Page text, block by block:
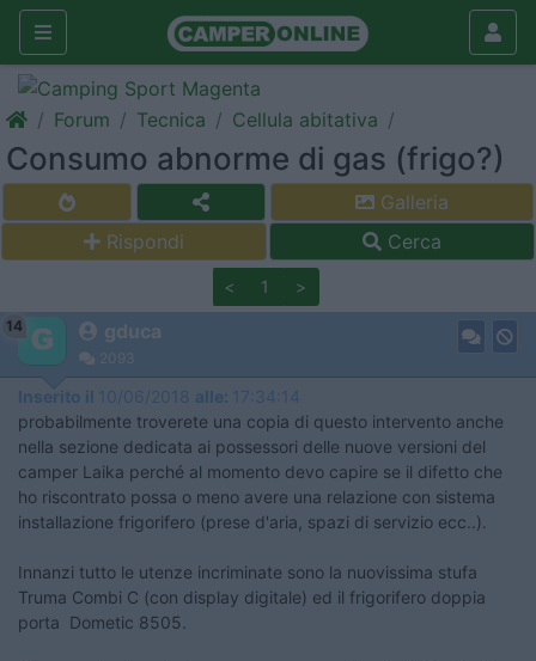
Forum Tecnica Cellula abitativa
Consumo abnorme di gas (frigo?)
Galleria
Rispondi
Cerca
< 1 >
14 gduca
2093
Inserito il 10/06/2018 alle: 17:34:14
probabilmente troverete una copia di questo intervento anche
nella sezione dedicata ai possessori delle nuove versioni del
camper Laika perché al momento devo capire se il difetto che
ho riscontrato possa o meno avere una relazione con sistema
installazione frigorifero (prese d'aria, spazi di servizio ecc..).
Innanzi tutto le utenze incriminate sono la nuovissima stufa
Truma Combi C (con display digitale) ed il frigorifero doppia
porta Dometic 8505.